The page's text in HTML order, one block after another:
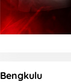
Bengkulu